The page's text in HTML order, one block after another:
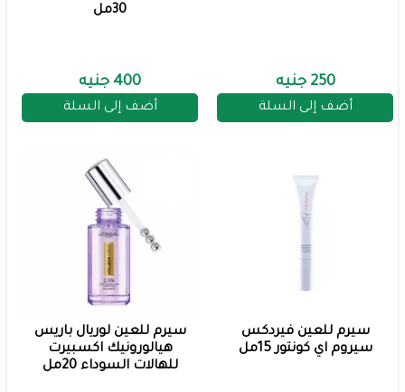
250 جنيه
أضف إلى السلة
30مل
400 جنيه
أضف إلى السلة
سيرم للعين فيردكس
سيروم اي كونتور 15مل
سيرم للعين لوريال باريس
هيالورونيك اكسبيرت
للهالات السوداء 20مل